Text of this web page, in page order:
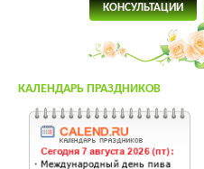
КОНСУЛЬТАЦИИ
КАЛЕНДАРЬ ПРАЗДНИКОВ